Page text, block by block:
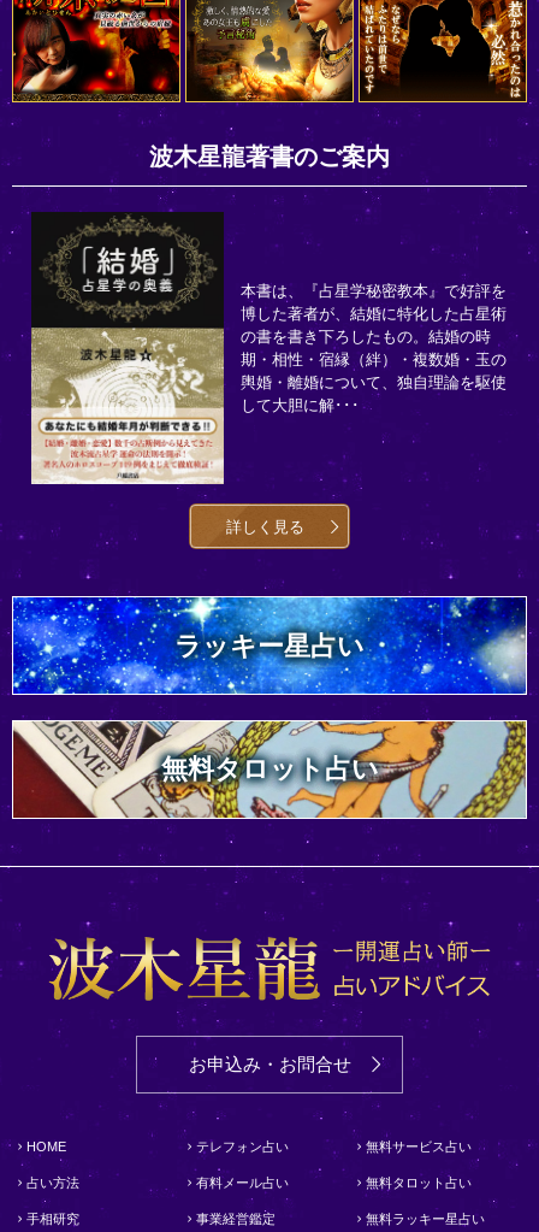
波木星龍著書のご案内
本書は、『占星学秘密教本』で好評を
博した著者が、結婚に特化した占星術
の書を書き下ろしたもの。結婚の時
期・相性・宿縁（絆）・複数婚・玉の
輿婚・離婚について、独自理論を駆使
して大胆に解･･･
詳しく見る
ラッキー星占い
無料タロット占い
お申込み・お問合せ
HOME
占い方法
手相研究
テレフォン占い
有料メール占い
事業経営鑑定
無料サービス占い
無料タロット占い
無料ラッキー星占い